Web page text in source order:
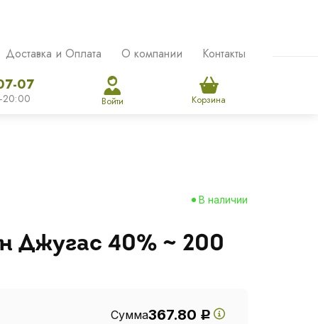
Доставка и Оплата О компании Контакты
07
20:00 Войти Корзина
В наличии
Джугас 40% ~ 200
Сумма367.80 Р